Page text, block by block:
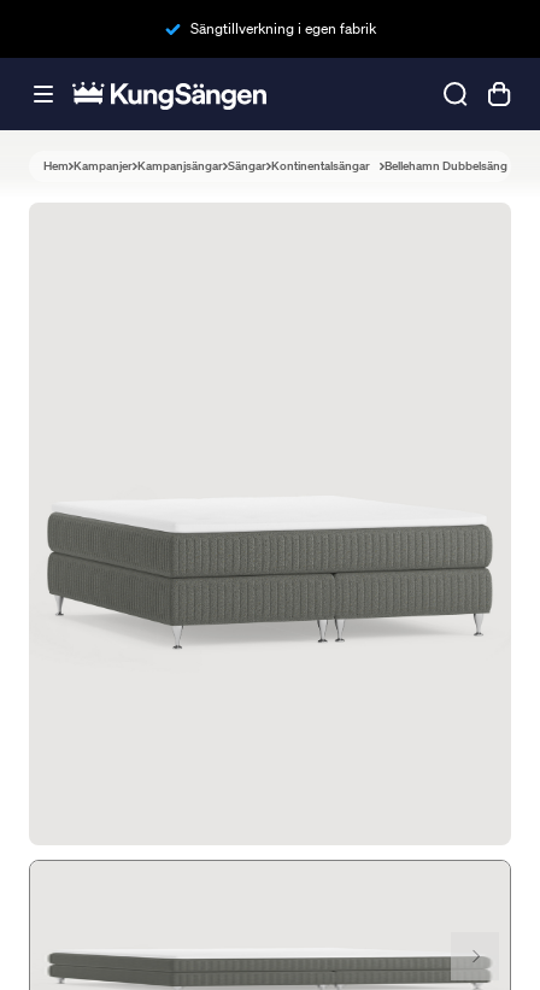
Sängtillverkning i egen fabrik
Hem Kampanjer Kampanjsängar Sängar Kontinentalsängar Bellehamn Dubbelsäng